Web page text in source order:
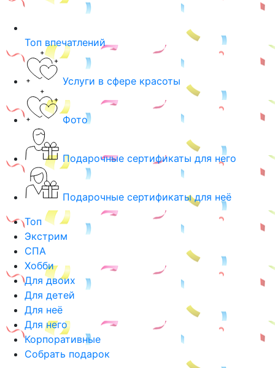
Топ впечатлений
Услуги в сфере красоты
Фото
Подарочные сертификаты для него
Подарочные сертификаты для неё
Топ
Экстрим
СПА
Хобби
Для двоих
Для детей
Для неё
Для него
Корпоративные
Собрать подарок